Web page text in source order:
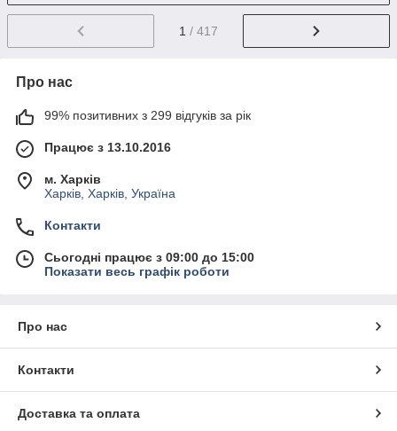
1 / 417
Про нас
99% позитивних з 299 відгуків за рік
Працює з 13.10.2016
м. Харків
Харків, Харків, Україна
Контакти
Сьогодні працює з 09:00 до 15:00
Показати весь графік роботи
Про нас
Контакти
Доставка та оплата